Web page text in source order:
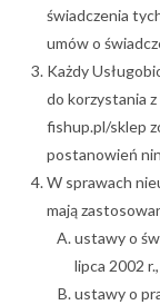
świadczenia
umów o
Każdy
do korzystania
fishup.pl/sklep
postanowień
W sprawach
mają
ustawy o
lipca 2002 r.,
ustawy o